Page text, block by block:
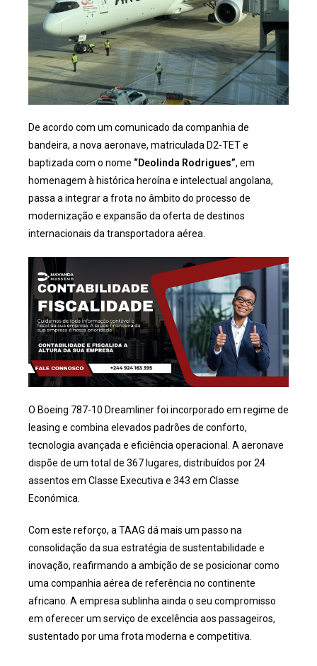
De acordo com um comunicado da companhia de
bandeira, a nova aeronave, matriculada D2-TET e
baptizada com o nome “Deolinda Rodrigues”, em
homenagem à histórica heroína e intelectual angolana,
passa a integrar a frota no âmbito do processo de
modernização e expansão da oferta de destinos
internacionais da transportadora aérea.
O Boeing 787-10 Dreamliner foi incorporado em regime de
leasing e combina elevados padrões de conforto,
tecnologia avançada e eficiência operacional. A aeronave
dispõe de um total de 367 lugares, distribuídos por 24
assentos em Classe Executiva e 343 em Classe
Económica.
Com este reforço, a TAAG dá mais um passo na
consolidação da sua estratégia de sustentabilidade e
inovação, reafirmando a ambição de se posicionar como
uma companhia aérea de referência no continente
africano. A empresa sublinha ainda o seu compromisso
em oferecer um serviço de excelência aos passageiros,
sustentado por uma frota moderna e competitiva.